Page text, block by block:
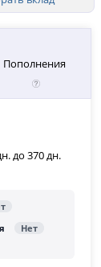
Пополнения
до 370 дн.